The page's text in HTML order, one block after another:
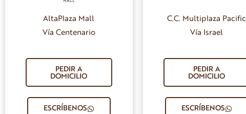
AltaPlaza Mall
Vía Centenario
PEDIR A
DOMICILIO
ESCRÍBENOS
C.C. Multiplaza Pacific
Vía Israel
PEDIR A
DOMICILIO
ESCRÍBENOS